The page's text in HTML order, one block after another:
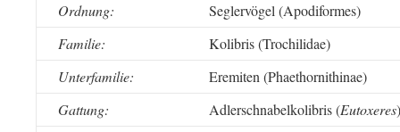
Ordnung:
Seglervögel (Apodiformes)
Familie:
Kolibris (Trochilidae)
Unterfamilie:
Eremiten (Phaethornithinae)
Gattung:
Adlerschnabelkolibris (Eutoxeres)